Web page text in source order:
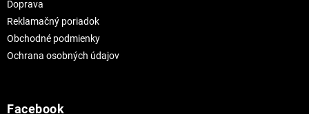
Doprava
Reklamačný poriadok
Obchodné podmienky
Ochrana osobných údajov
Facebook